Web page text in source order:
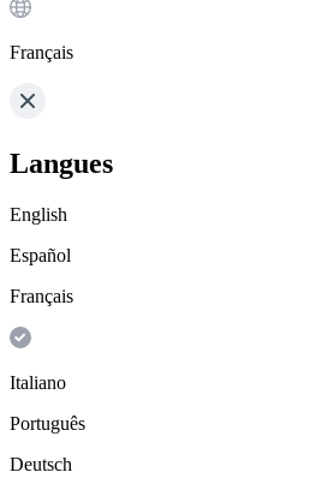
Français
Langues
English
Español
Français
Italiano
Português
Deutsch